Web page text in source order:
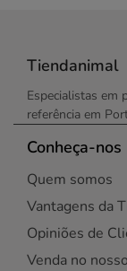
Tiendanimal
Especialistas em
referência em
Conheça-nos
Quem somos
Vantagens da
Opiniões de
Venda no